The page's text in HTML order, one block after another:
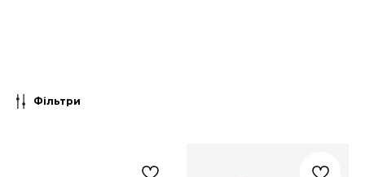
Фільтри